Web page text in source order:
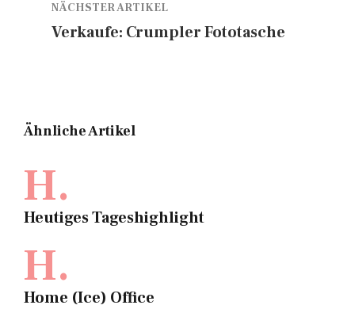
NÄCHSTER ARTIKEL
Verkaufe: Crumpler Fototasche
Ähnliche Artikel
H.
Heutiges Tageshighlight
H.
Home (Ice) Office